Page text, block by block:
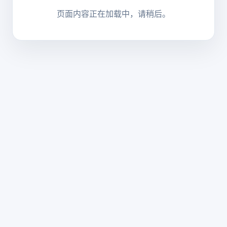
页面内容正在加载中，请稍后。